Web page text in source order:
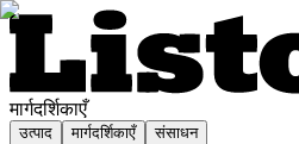
मार्गदर्शिकाएँ
उत्पाद मार्गदर्शिकाएँ संसाधन